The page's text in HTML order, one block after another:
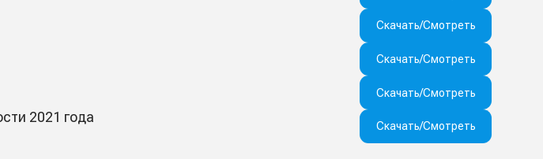
Скачать/Смотреть
Скачать/Смотреть
Скачать/Смотреть
2021 года
Скачать/Смотреть